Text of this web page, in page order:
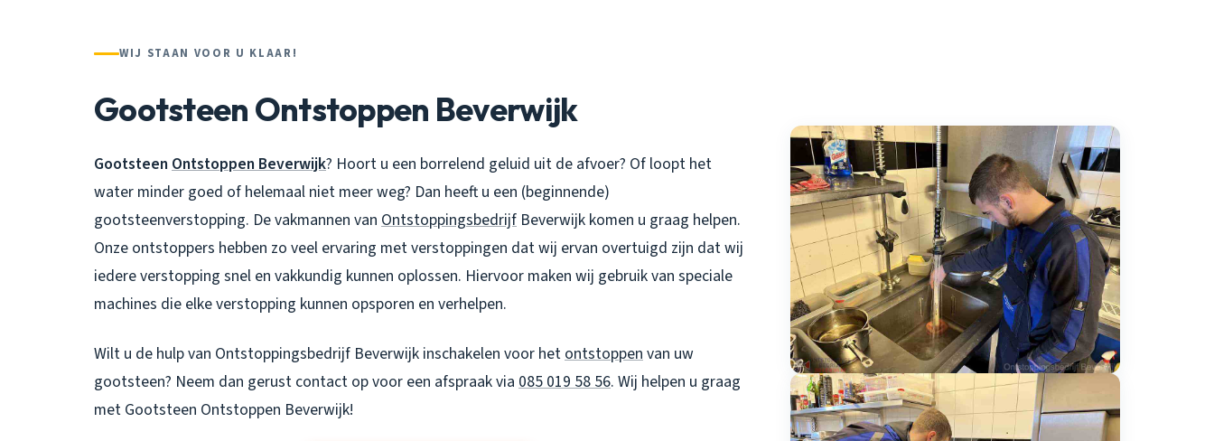
WIJ STAAN VOOR U KLAAR!
Gootsteen Ontstoppen Beverwijk
Gootsteen Ontstoppen Beverwijk? Hoort u een borrelend geluid uit de afvoer? Of loopt het
water minder goed of helemaal niet meer weg? Dan heeft u een (beginnende)
gootsteenverstopping. De vakmannen van Ontstoppingsbedrijf Beverwijk komen u graag helpen.
Onze ontstoppers hebben zo veel ervaring met verstoppingen dat wij ervan overtuigd zijn dat wij
iedere verstopping snel en vakkundig kunnen oplossen. Hiervoor maken wij gebruik van speciale
machines die elke verstopping kunnen opsporen en verhelpen.
Wilt u de hulp van Ontstoppingsbedrijf Beverwijk inschakelen voor het ontstoppen van uw
gootsteen? Neem dan gerust contact op voor een afspraak via 085 019 58 56. Wij helpen u graag
met Gootsteen Ontstoppen Beverwijk!